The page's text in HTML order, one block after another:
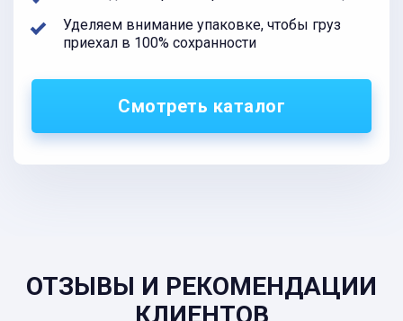
Уделяем внимание упаковке, чтобы груз
приехал в 100% сохранности
Смотреть каталог
ОТЗЫВЫ И РЕКОМЕНДАЦИИ